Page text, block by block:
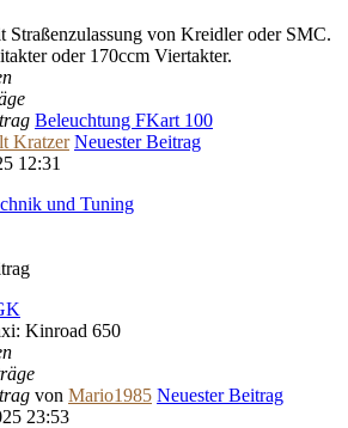
Straßenzulassung von Kreidler oder SMC.
oder 170ccm Viertakter.
Beleuchtung FKart 100
Kratzer Neuester Beitrag
12:31
und Tuning
Kinroad 650
von Mario1985 Neuester Beitrag
23:53